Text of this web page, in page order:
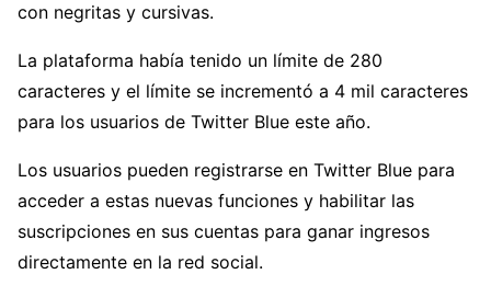
con negritas y cursivas.
La plataforma había tenido un límite de 280
caracteres y el límite se incrementó a 4 mil caracteres
para los usuarios de Twitter Blue este año.
Los usuarios pueden registrarse en Twitter Blue para
acceder a estas nuevas funciones y habilitar las
suscripciones en sus cuentas para ganar ingresos
directamente en la red social.